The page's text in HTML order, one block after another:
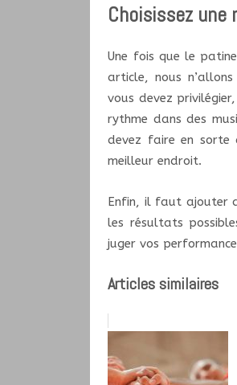
Choisissez une
Une fois que le
article, nous
vous devez
rythme dans des
devez faire en sorte
meilleur endroit.
Enfin, il faut ajouter
les résultats
juger vos
Articles similaires